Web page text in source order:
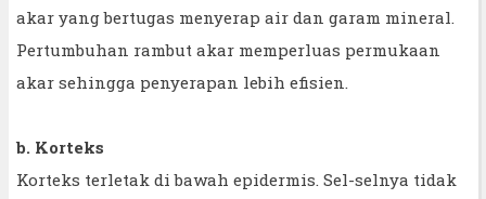
akar yang bertugas menyerap air dan garam mineral.
Pertumbuhan rambut akar memperluas permukaan
akar sehingga penyerapan lebih efisien.
b. Korteks
Korteks terletak di bawah epidermis. Sel-selnya tidak